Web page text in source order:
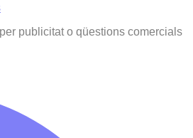
publicitat o qüestions comercials